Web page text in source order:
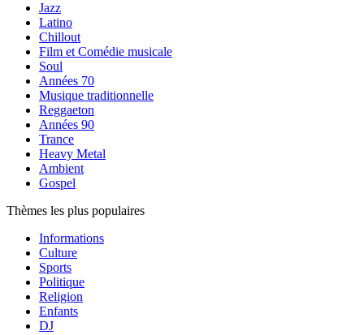
Jazz
Latino
Chillout
Film et Comédie musicale
Soul
Années 70
Musique traditionnelle
Reggaeton
Années 90
Trance
Heavy Metal
Ambient
Gospel
Thèmes les plus populaires
Informations
Culture
Sports
Politique
Religion
Enfants
DJ